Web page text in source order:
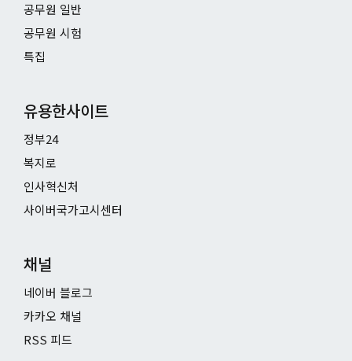
공무원 일반
공무원 시험
특집
유용한사이트
정부24
복지로
인사혁신처
사이버국가고시센터
채널
네이버 블로그
카카오 채널
RSS 피드